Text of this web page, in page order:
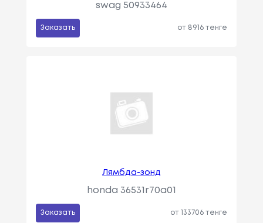
swag 50933464
Заказать от 8916 тенге
Лямбда-зонд
honda 36531r70a01
Заказать от 133706 тенге